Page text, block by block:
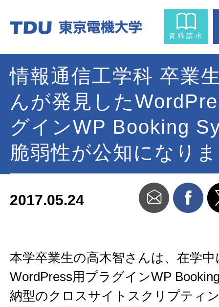
資料請求
情報通信工学科 卒業
んが発見した
グインWP Booking
脆弱性が公知になり
2017.05.24
本学卒業生の高木智さんは、在学中
WordPress用プラグインWP
納型のクロスサイトスクリプティ